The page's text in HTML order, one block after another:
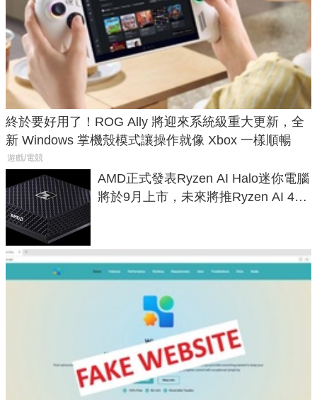
終於要好用了！ROG Ally 將迎來系統級重大更新，全
新 Windows 掌機殼模式讓操作就像 Xbox 一樣順暢
遊戲/電競
AMD正式發表Ryzen AI Halo迷你電腦
將於9月上市，未來將推Ryzen AI 400